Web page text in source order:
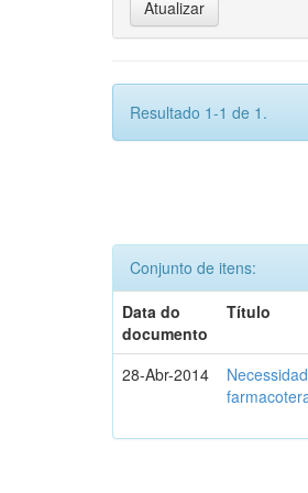
Resultado 1-1 de 1.
Conjunto de itens:
Data do
documento
Título
28-Abr-2014